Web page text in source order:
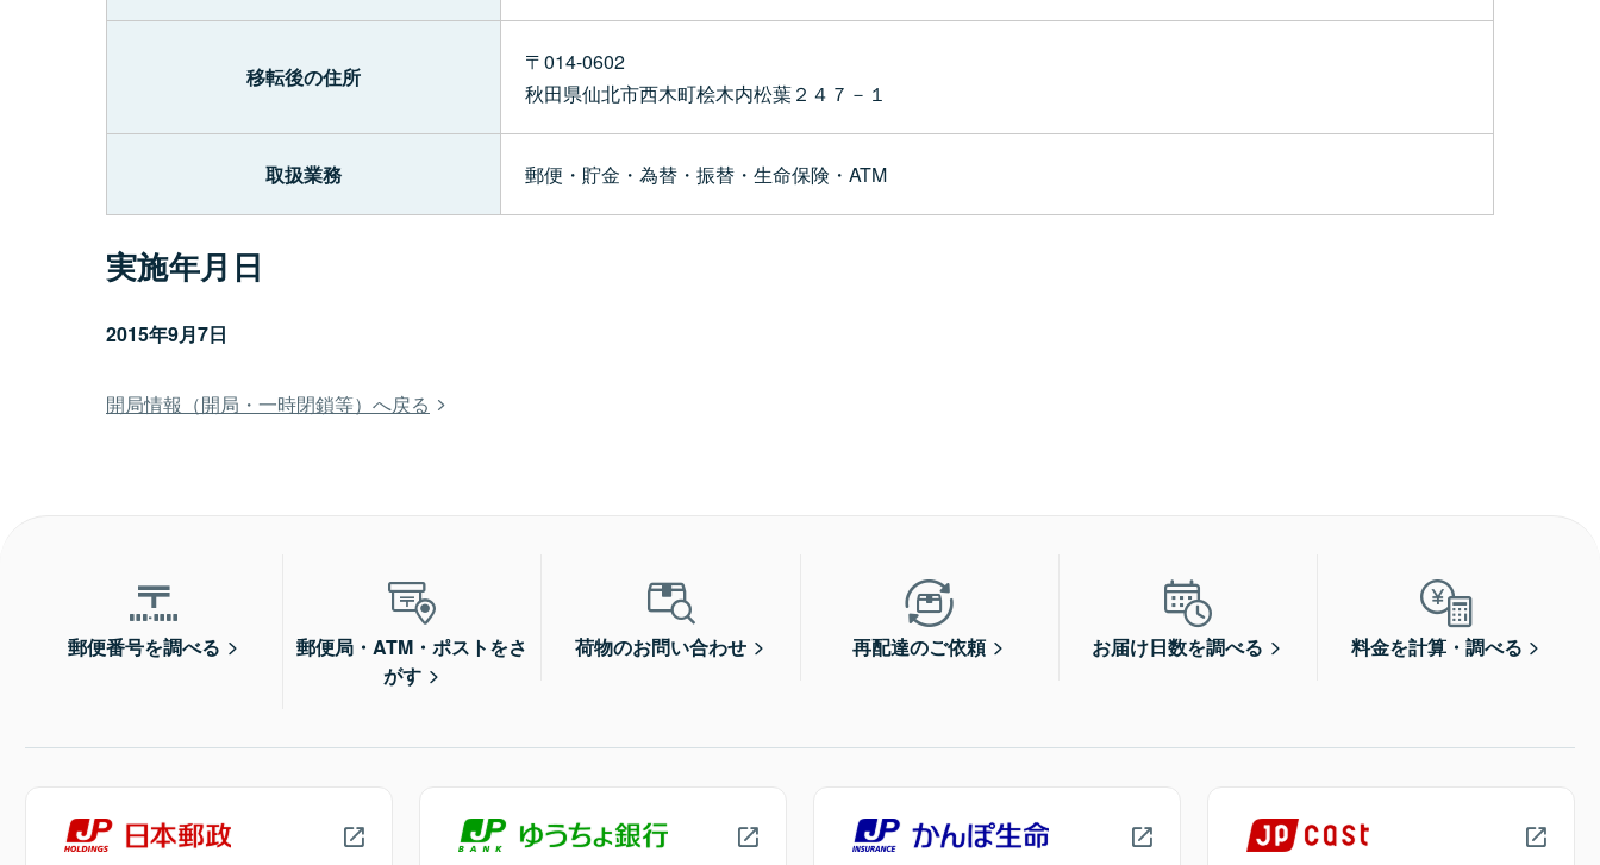
移転後の住所
〒014-0602
秋田県仙北市西木町桧木内松葉２４７－１
取扱業務 郵便・貯金・為替・振替・生命保険・ATM
実施年月日
2015年9月7日
開局情報（開局・一時閉鎖等）へ戻る
郵便番号を調べる
郵便局・ATM・ポストをさ
がす
荷物のお問い合わせ 再配達のご依頼 お届け日数を調べる 料金を計算・調べる